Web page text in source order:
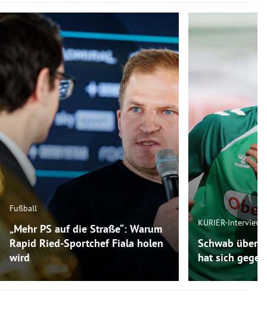
Fußball
„Mehr PS auf die Straße“: Warum
Rapid Ried-Sportchef Fiala holen
wird
KURIER-Interview
Schwab über
hat sich